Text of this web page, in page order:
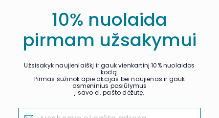
10% nuolaida
pirmam užsakymui
Užsisakyk naujienlaiškį ir gauk vienkartinį 10% nuolaidos
kodą.
Pirmas sužinok apie akcijas bei naujienas ir gauk
asmeninius pasiūlymus
į savo el. pašto dėžutę.